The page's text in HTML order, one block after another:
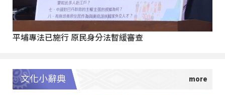
平埔專法已施行 原民身分法暫緩審查
文化小辭典